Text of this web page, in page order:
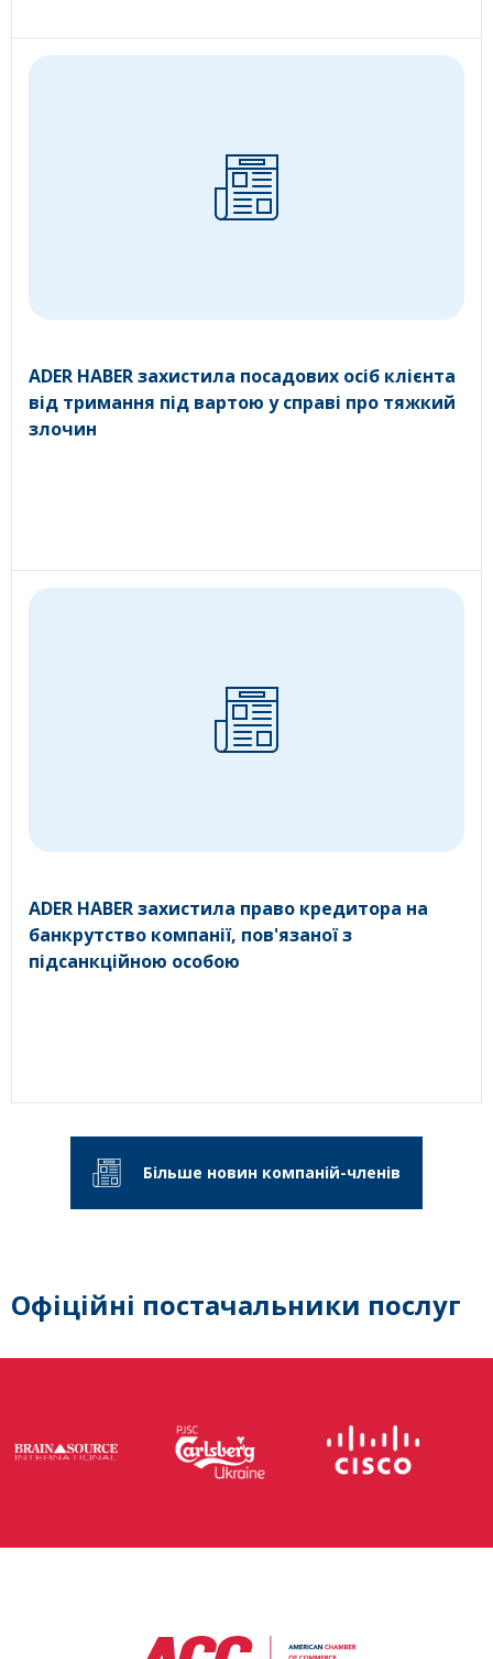
ADER HABER захистила посадових осіб клієнта
від тримання під вартою у справі про тяжкий
злочин
ADER HABER захистила право кредитора на
банкрутство компанії, пов'язаної з
підсанкційною особою
Більше новин компаній-членів
Офіційні постачальники послуг